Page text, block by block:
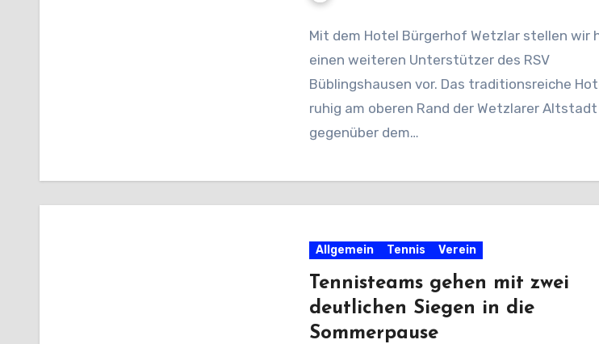
Mit dem Hotel Bürgerhof Wetzlar stellen wir
einen weiteren Unterstützer des RSV
Büblingshausen vor. Das traditionsreiche
ruhig am oberen Rand der Wetzlarer
gegenüber dem…
Allgemein Tennis Verein
Tennisteams gehen mit zwei
deutlichen Siegen in die
Sommerpause